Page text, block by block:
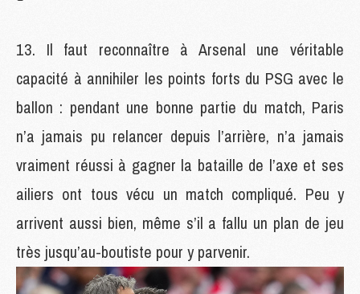
Il faut reconnaître à Arsenal une véritable
capacité à annihiler les points forts du PSG avec le
ballon : pendant une bonne partie du match, Paris
n’a jamais pu relancer depuis l’arrière, n’a jamais
vraiment réussi à gagner la bataille de l’axe et ses
ailiers ont tous vécu un match compliqué. Peu y
arrivent aussi bien, même s’il a fallu un plan de jeu
très jusqu’au-boutiste pour y parvenir.